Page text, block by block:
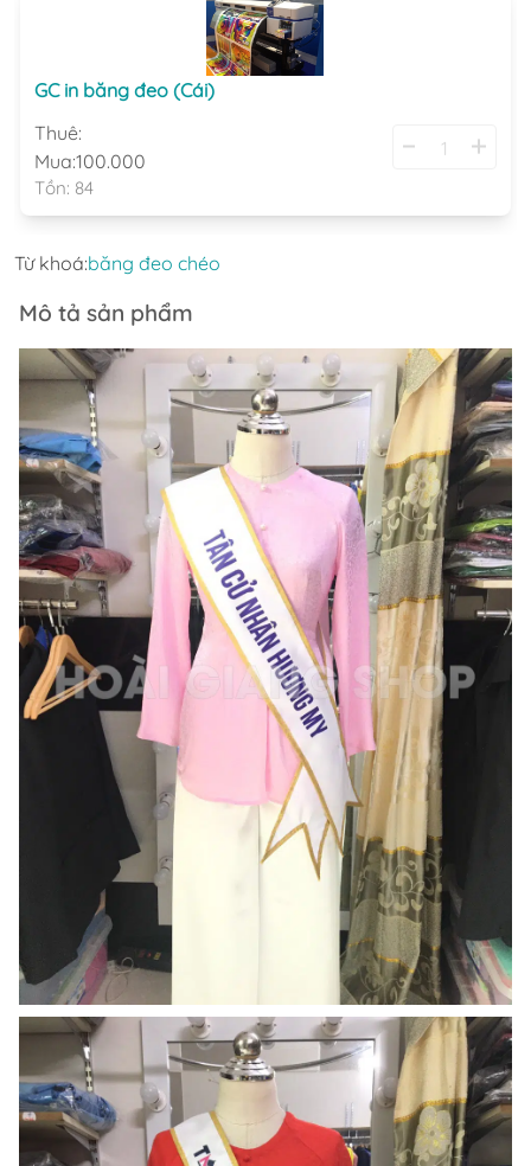
GC in băng đeo (Cái)
Thuê:
Mua:100.000
Tồn: 84
Từ khoá:băng đeo chéo
Mô tả sản phẩm